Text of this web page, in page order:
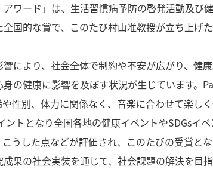
アワード」は、生活習慣病予防の啓発活動及
国的な賞で、このたび村山准教授が立ち上
により、社会全体で制約や不安が広がり、健
の健康に影響を及ぼす状況が生じています。
性別、体力に関係なく、音楽に合わせて楽し
ントとなり全国各地の健康イベントやSDGsイ
うした点などが評価され、このたびの受賞とな
果の社会実装を通じて、社会課題の解決を目